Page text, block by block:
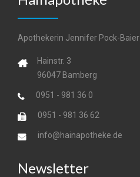
Apothekerin Jennifer Pock-Baier
Hainstr. 3
96047 Bamberg
0951 - 981 36 0
0951 - 981 36 62
info@hainapotheke.de
Newsletter